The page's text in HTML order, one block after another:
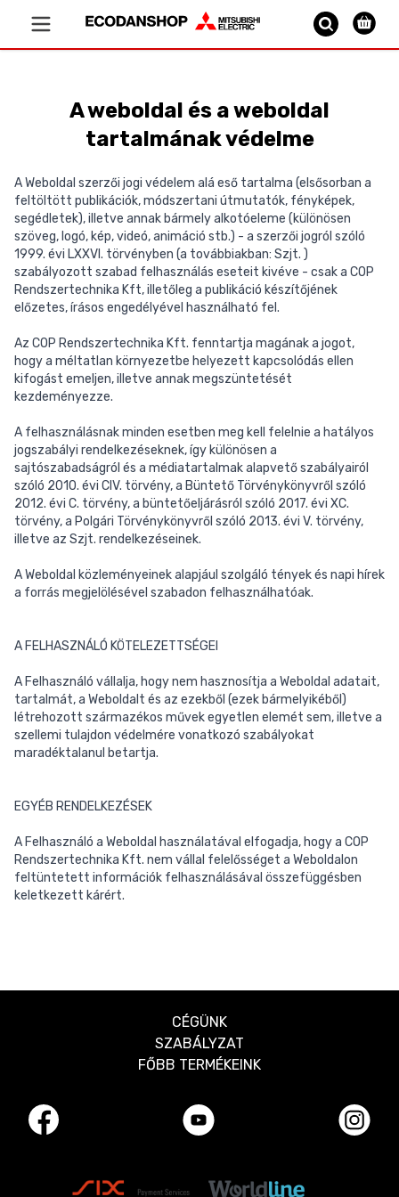
Vissza a főoldalra
A weboldal és a weboldal
tartalmának védelme
A Weboldal szerzői jogi védelem alá eső tartalma (elsősorban a
feltöltött publikációk, módszertani útmutatók, fényképek,
segédletek), illetve annak bármely alkotóeleme (különösen
szöveg, logó, kép, videó, animáció stb.) - a szerzői jogról szóló
1999. évi LXXVI. törvényben (a továbbiakban: Szjt. )
szabályozott szabad felhasználás eseteit kivéve - csak a COP
Rendszertechnika Kft, illetőleg a publikáció készítőjének
előzetes, írásos engedélyével használható fel.
Az COP Rendszertechnika Kft. fenntartja magának a jogot,
hogy a méltatlan környezetbe helyezett kapcsolódás ellen
kifogást emeljen, illetve annak megszüntetését
kezdeményezze.
A felhasználásnak minden esetben meg kell felelnie a hatályos
jogszabályi rendelkezéseknek, így különösen a
sajtószabadságról és a médiatartalmak alapvető szabályairól
szóló 2010. évi CIV. törvény, a Büntető Törvénykönyvről szóló
2012. évi C. törvény, a büntetőeljárásról szóló 2017. évi XC.
törvény, a Polgári Törvénykönyvről szóló 2013. évi V. törvény,
illetve az Szjt. rendelkezéseinek.
A Weboldal közleményeinek alapjául szolgáló tények és napi hírek
a forrás megjelölésével szabadon felhasználhatóak.
A FELHASZNÁLÓ KÖTELEZETTSÉGEI
A Felhasználó vállalja, hogy nem hasznosítja a Weboldal adatait,
tartalmát, a Weboldalt és az ezekből (ezek bármelyikéből)
létrehozott származékos művek egyetlen elemét sem, illetve a
szellemi tulajdon védelmére vonatkozó szabályokat
maradéktalanul betartja.
EGYÉB RENDELKEZÉSEK
A Felhasználó a Weboldal használatával elfogadja, hogy a COP
Rendszertechnika Kft. nem vállal felelősséget a Weboldalon
feltüntetett információk felhasználásával összefüggésben
keletkezett kárért.
CÉGÜNK
SZABÁLYZAT
FŐBB TERMÉKEINK